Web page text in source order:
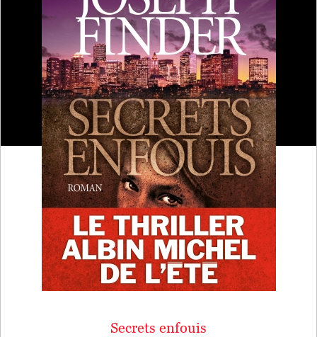
Secrets enfouis